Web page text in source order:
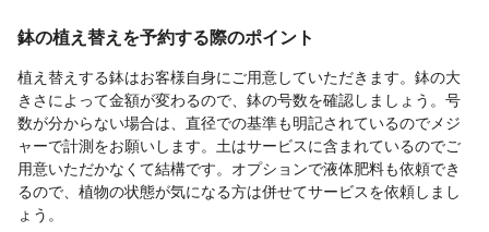
鉢の植え替えを予約する際のポイント
植え替えする鉢はお客様自身にご用意していただきます。鉢の大
きさによって金額が変わるので、鉢の号数を確認しましょう。号
数が分からない場合は、直径での基準も明記されているのでメジ
ャーで計測をお願いします。土はサービスに含まれているのでご
用意いただかなくて結構です。オプションで液体肥料も依頼でき
るので、植物の状態が気になる方は併せてサービスを依頼しまし
ょう。